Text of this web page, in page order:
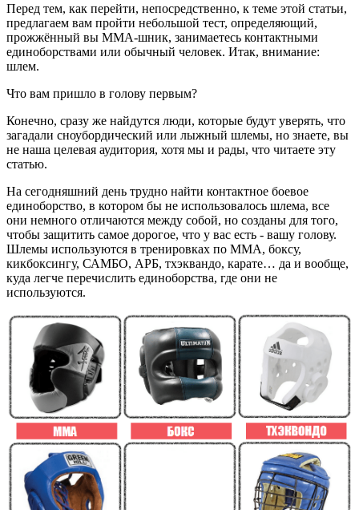
Перед тем, как перейти, непосредственно, к теме этой статьи,
предлагаем вам пройти небольшой тест, определяющий,
прожжённый вы ММА-шник, занимаетесь контактными
единоборствами или обычный человек. Итак, внимание:
шлем.
Что вам пришло в голову первым?
Конечно, сразу же найдутся люди, которые будут уверять, что
загадали сноубордический или лыжный шлемы, но знаете, вы
не наша целевая аудитория, хотя мы и рады, что читаете эту
статью.
На сегодняшний день трудно найти контактное боевое
единоборство, в котором бы не использовалось шлема, все
они немного отличаются между собой, но созданы для того,
чтобы защитить самое дорогое, что у вас есть - вашу голову.
Шлемы используются в тренировках по ММА, боксу,
кикбоксингу, САМБО, АРБ, тхэквандо, карате… да и вообще,
куда легче перечислить единоборства, где они не
используются.